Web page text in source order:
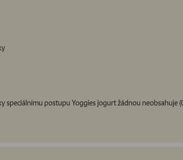
postupu Yoggies jogurt žádnou neobsahuje